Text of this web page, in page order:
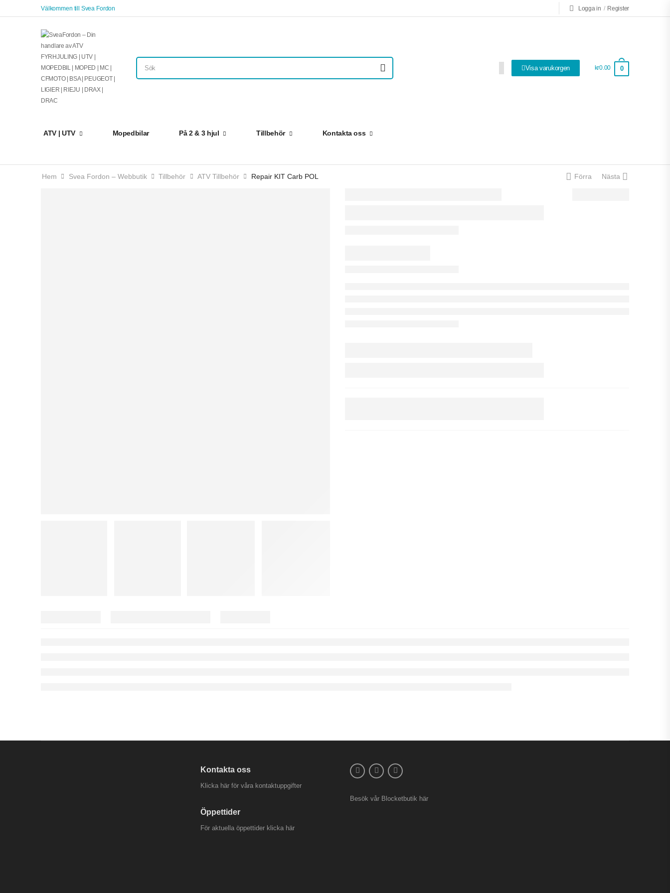
Välkommen till Svea Fordon Logga in / Register
Visa varukorgen kr0.00 0
ATV | UTV Mopedbilar På 2 & 3 hjul Tillbehör Kontakta oss
Hem Svea Fordon – Webbutik Tillbehör ATV Tillbehör Repair KIT Carb POL Förra Nästa
Kontakta oss
Klicka här för våra kontaktuppgifter
Öppettider
För aktuella öppettider klicka här
Besök vår Blocketbutik här